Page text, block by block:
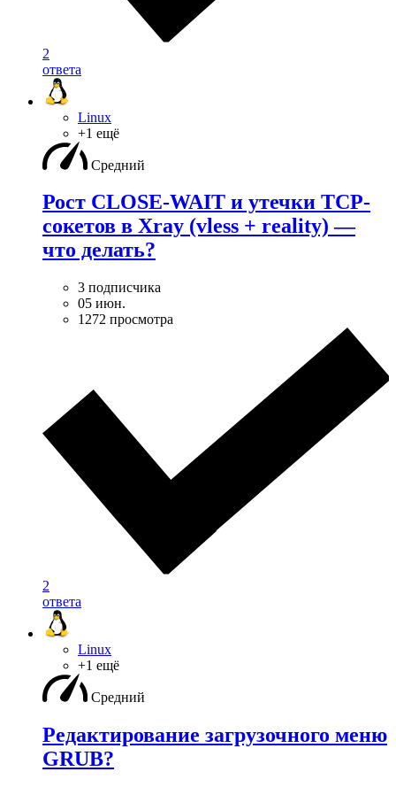
2
ответа
Linux
+1 ещё
Средний
Рост CLOSE-WAIT и утечки TCP-
сокетов в Xray (vless + reality) —
что делать?
3 подписчика
05 июн.
1272 просмотра
2
ответа
Linux
+1 ещё
Средний
Редактирование загрузочного меню
GRUB?